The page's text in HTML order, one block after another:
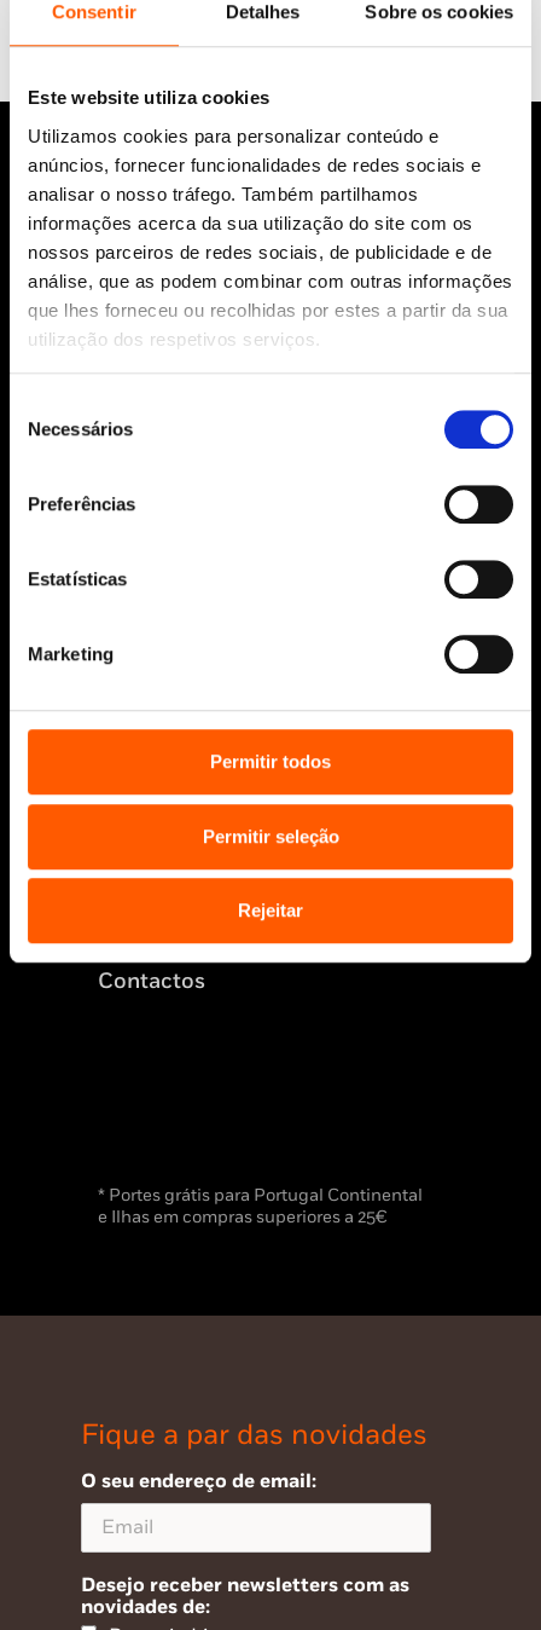
Consentir Detalhes Sobre os cookies
Este website utiliza cookies
Utilizamos cookies para personalizar conteúdo e
anúncios, fornecer funcionalidades de redes sociais e
analisar o nosso tráfego. Também partilhamos
informações acerca da sua utilização do site com os
nossos parceiros de redes sociais, de publicidade e de
análise, que as podem combinar com outras informações
que lhes forneceu ou recolhidas por estes a partir da sua
utilização dos respetivos serviços.
Necessários
Preferências
Estatísticas
Marketing
Permitir todos
Permitir seleção
Rejeitar
Siga-nos:
Política de segurança e privacidade
© 2026 Penguin Random House Grupo Editorial
Manuscritos
Bolsas Literárias
Penguin Educação (Escolas e
Distribuição (profissionais)
Contactos
* Portes grátis para Portugal Continental
e Ilhas em compras superiores a 25€
Fique a par das novidades
O seu endereço de email:
Desejo receber newsletters com as
novidades de: